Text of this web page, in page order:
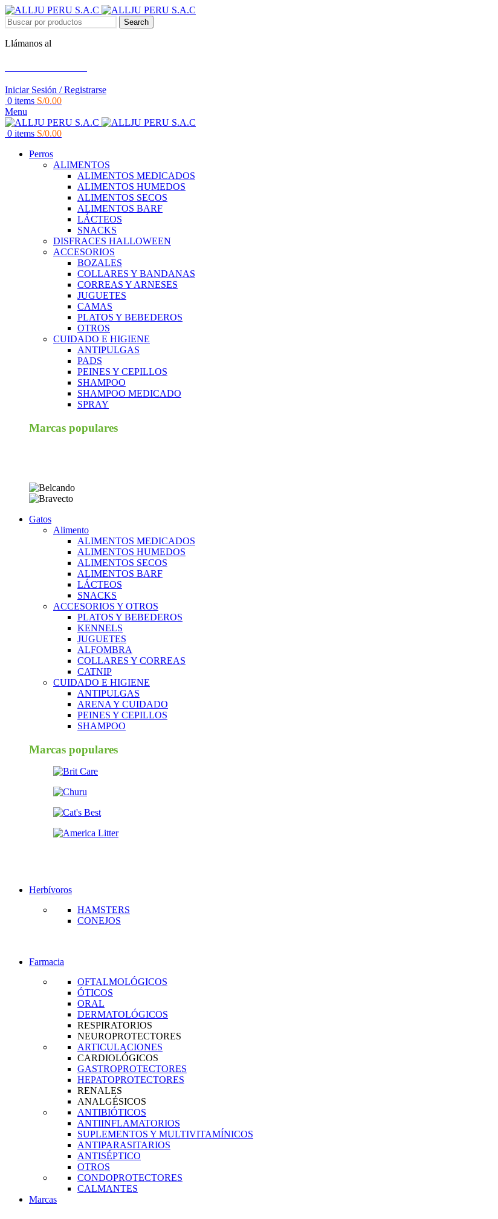
Search
Llámanos al
Iniciar Sesión / Registrarse
0 items S/0.00
Menu
0 items S/0.00
Perros
ALIMENTOS
ALIMENTOS MEDICADOS
ALIMENTOS HUMEDOS
ALIMENTOS SECOS
ALIMENTOS BARF
LÁCTEOS
SNACKS
DISFRACES HALLOWEEN
ACCESORIOS
BOZALES
COLLARES Y BANDANAS
CORREAS Y ARNESES
JUGUETES
CAMAS
PLATOS Y BEBEDEROS
OTROS
CUIDADO E HIGIENE
ANTIPULGAS
PADS
PEINES Y CEPILLOS
SHAMPOO
SHAMPOO MEDICADO
SPRAY
Marcas populares
Gatos
Alimento
ALIMENTOS MEDICADOS
ALIMENTOS HUMEDOS
ALIMENTOS SECOS
ALIMENTOS BARF
LÁCTEOS
SNACKS
ACCESORIOS Y OTROS
PLATOS Y BEBEDEROS
KENNELS
JUGUETES
ALFOMBRA
COLLARES Y CORREAS
CATNIP
CUIDADO E HIGIENE
ANTIPULGAS
ARENA Y CUIDADO
PEINES Y CEPILLOS
SHAMPOO
Marcas populares
Herbívoros
HAMSTERS
CONEJOS
Farmacia
OFTALMOLÓGICOS
ÓTICOS
ORAL
DERMATOLÓGICOS
RESPIRATORIOS
NEUROPROTECTORES
ARTICULACIONES
CARDIOLÓGICOS
GASTROPROTECTORES
HEPATOPROTECTORES
RENALES
ANALGÉSICOS
ANTIBIÓTICOS
ANTIINFLAMATORIOS
SUPLEMENTOS Y MULTIVITAMÍNICOS
ANTIPARASITARIOS
ANTISÉPTICO
OTROS
CONDOPROTECTORES
CALMANTES
Marcas